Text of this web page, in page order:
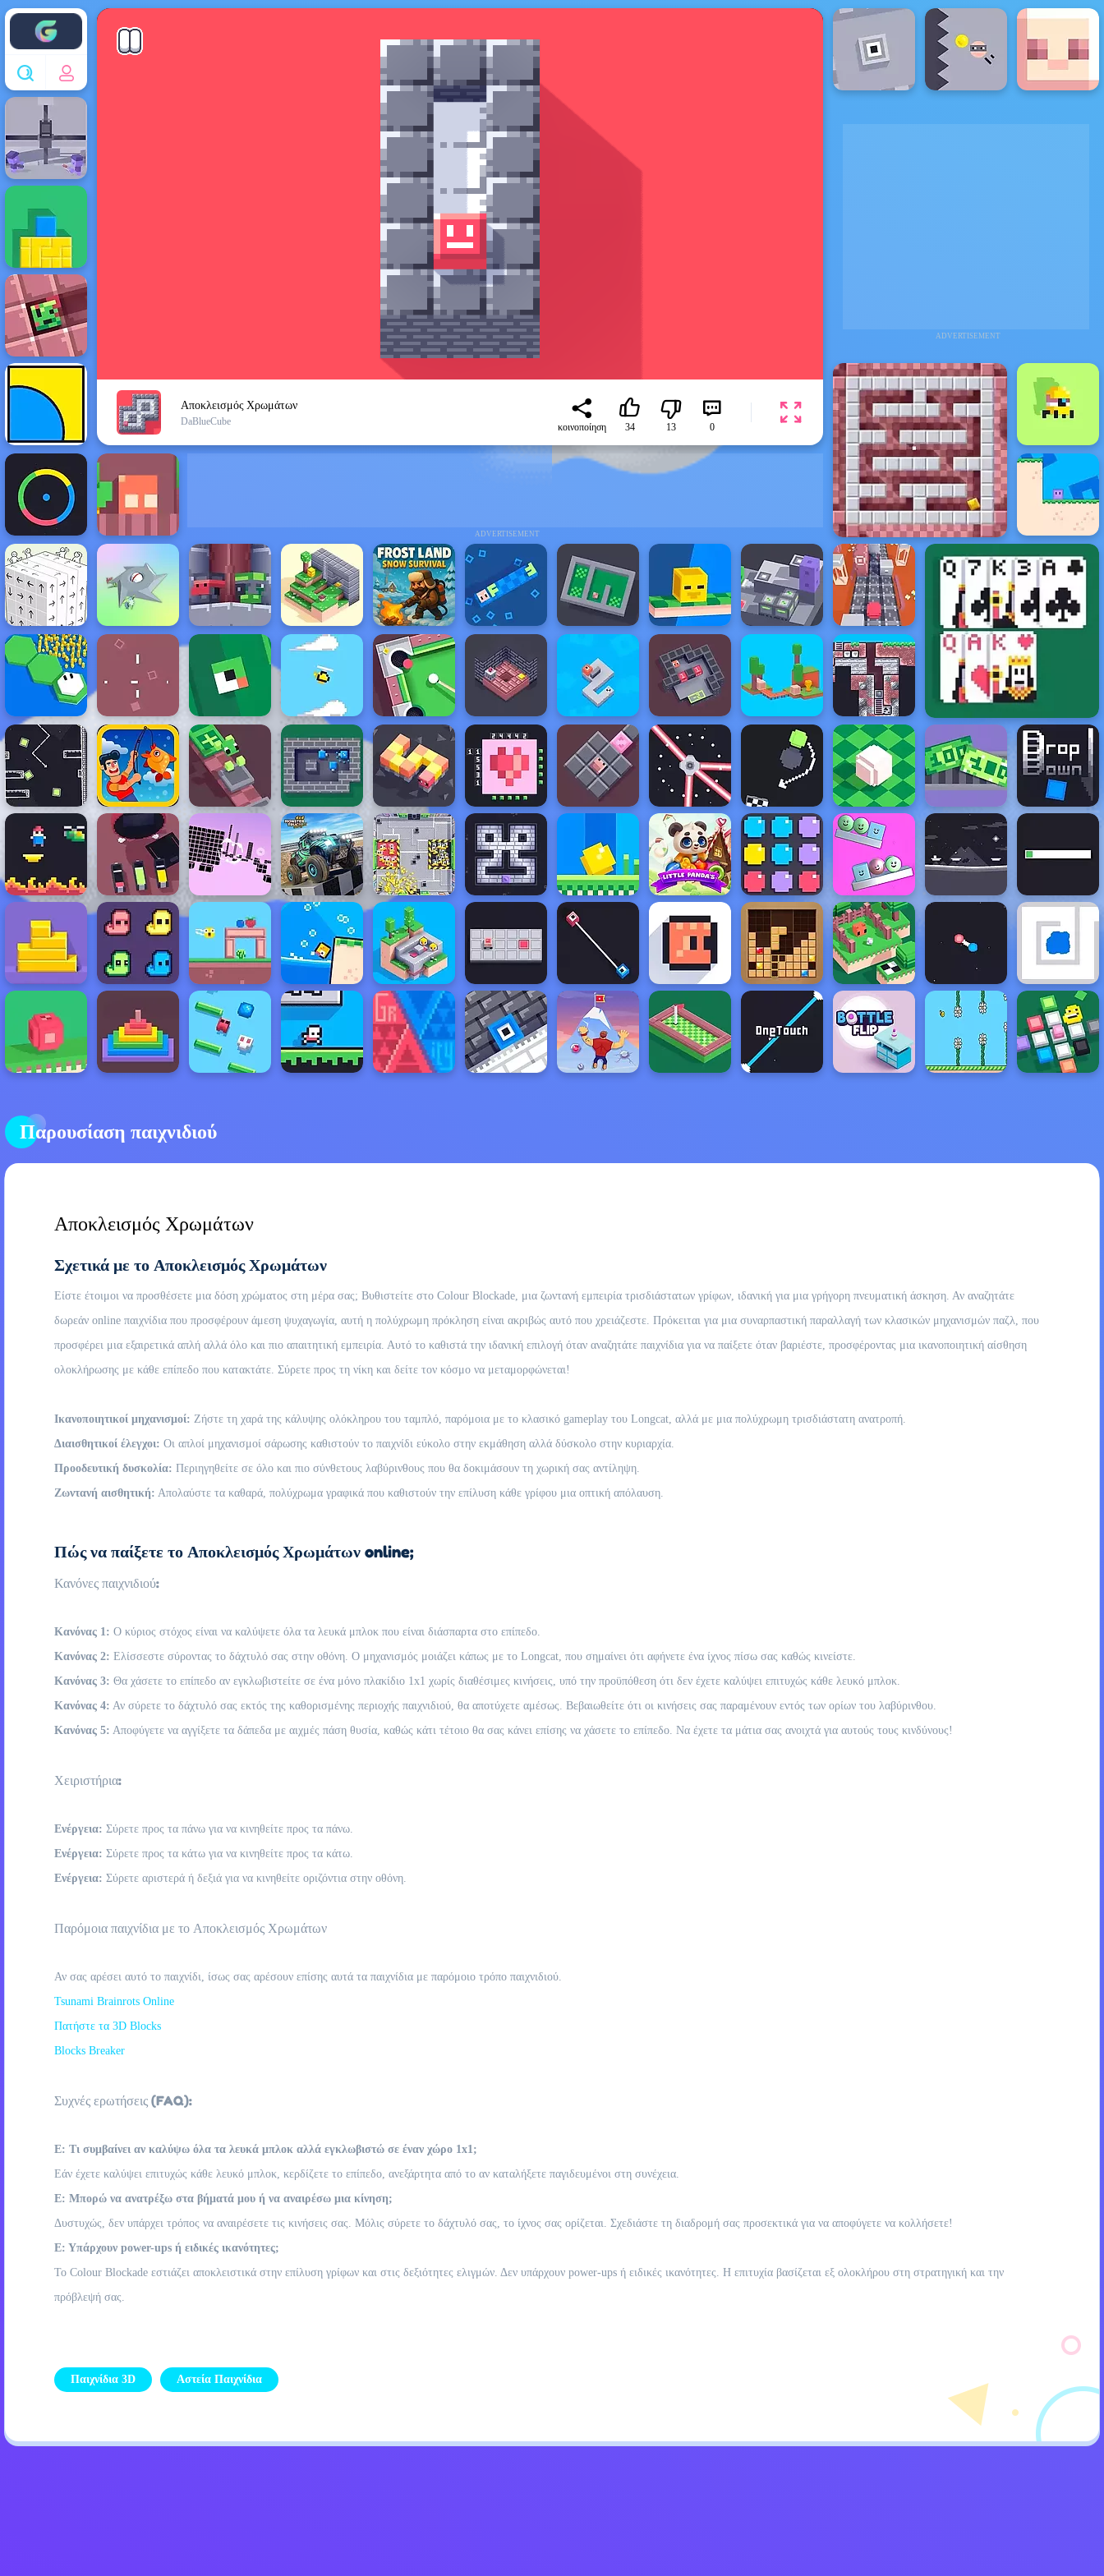
Enjoy4fun
ADVERTISEMENT
ADVERTISEMENT
Αποκλεισμός Χρωμάτων
DaBlueCube
κοινοποίηση 34 13 0
Παρουσίαση παιχνιδιού
Αποκλεισμός Χρωμάτων
Σχετικά με το Αποκλεισμός Χρωμάτων
Είστε έτοιμοι να προσθέσετε μια δόση χρώματος στη μέρα σας; Βυθιστείτε στο Colour Blockade, μια ζωντανή εμπειρία τρισδιάστατων γρίφων, ιδανική για μια γρήγορη πνευματική άσκηση. Αν αναζητάτε
δωρεάν online παιχνίδια που προσφέρουν άμεση ψυχαγωγία, αυτή η πολύχρωμη πρόκληση είναι ακριβώς αυτό που χρειάζεστε. Πρόκειται για μια συναρπαστική παραλλαγή των κλασικών μηχανισμών παζλ, που
προσφέρει μια εξαιρετικά απλή αλλά όλο και πιο απαιτητική εμπειρία. Αυτό το καθιστά την ιδανική επιλογή όταν αναζητάτε παιχνίδια για να παίξετε όταν βαριέστε, προσφέροντας μια ικανοποιητική αίσθηση
ολοκλήρωσης με κάθε επίπεδο που κατακτάτε. Σύρετε προς τη νίκη και δείτε τον κόσμο να μεταμορφώνεται!
Ικανοποιητικοί μηχανισμοί: Ζήστε τη χαρά της κάλυψης ολόκληρου του ταμπλό, παρόμοια με το κλασικό gameplay του Longcat, αλλά με μια πολύχρωμη τρισδιάστατη ανατροπή.
Διαισθητικοί έλεγχοι: Οι απλοί μηχανισμοί σάρωσης καθιστούν το παιχνίδι εύκολο στην εκμάθηση αλλά δύσκολο στην κυριαρχία.
Προοδευτική δυσκολία: Περιηγηθείτε σε όλο και πιο σύνθετους λαβύρινθους που θα δοκιμάσουν τη χωρική σας αντίληψη.
Ζωντανή αισθητική: Απολαύστε τα καθαρά, πολύχρωμα γραφικά που καθιστούν την επίλυση κάθε γρίφου μια οπτική απόλαυση.
Πώς να παίξετε το Αποκλεισμός Χρωμάτων online;
Κανόνες παιχνιδιού:
Κανόνας 1: Ο κύριος στόχος είναι να καλύψετε όλα τα λευκά μπλοκ που είναι διάσπαρτα στο επίπεδο.
Κανόνας 2: Ελίσσεστε σύροντας το δάχτυλό σας στην οθόνη. Ο μηχανισμός μοιάζει κάπως με το Longcat, που σημαίνει ότι αφήνετε ένα ίχνος πίσω σας καθώς κινείστε.
Κανόνας 3: Θα χάσετε το επίπεδο αν εγκλωβιστείτε σε ένα μόνο πλακίδιο 1x1 χωρίς διαθέσιμες κινήσεις, υπό την προϋπόθεση ότι δεν έχετε καλύψει επιτυχώς κάθε λευκό μπλοκ.
Κανόνας 4: Αν σύρετε το δάχτυλό σας εκτός της καθορισμένης περιοχής παιχνιδιού, θα αποτύχετε αμέσως. Βεβαιωθείτε ότι οι κινήσεις σας παραμένουν εντός των ορίων του λαβύρινθου.
Κανόνας 5: Αποφύγετε να αγγίξετε τα δάπεδα με αιχμές πάση θυσία, καθώς κάτι τέτοιο θα σας κάνει επίσης να χάσετε το επίπεδο. Να έχετε τα μάτια σας ανοιχτά για αυτούς τους κινδύνους!
Χειριστήρια:
Ενέργεια: Σύρετε προς τα πάνω για να κινηθείτε προς τα πάνω.
Ενέργεια: Σύρετε προς τα κάτω για να κινηθείτε προς τα κάτω.
Ενέργεια: Σύρετε αριστερά ή δεξιά για να κινηθείτε οριζόντια στην οθόνη.
Παρόμοια παιχνίδια με το Αποκλεισμός Χρωμάτων
Αν σας αρέσει αυτό το παιχνίδι, ίσως σας αρέσουν επίσης αυτά τα παιχνίδια με παρόμοιο τρόπο παιχνιδιού.
Tsunami Brainrots Online
Πατήστε τα 3D Blocks
Blocks Breaker
Συχνές ερωτήσεις (FAQ):
Ε: Τι συμβαίνει αν καλύψω όλα τα λευκά μπλοκ αλλά εγκλωβιστώ σε έναν χώρο 1x1;
Εάν έχετε καλύψει επιτυχώς κάθε λευκό μπλοκ, κερδίζετε το επίπεδο, ανεξάρτητα από το αν καταλήξετε παγιδευμένοι στη συνέχεια.
Ε: Μπορώ να ανατρέξω στα βήματά μου ή να αναιρέσω μια κίνηση;
Δυστυχώς, δεν υπάρχει τρόπος να αναιρέσετε τις κινήσεις σας. Μόλις σύρετε το δάχτυλό σας, το ίχνος σας ορίζεται. Σχεδιάστε τη διαδρομή σας προσεκτικά για να αποφύγετε να κολλήσετε!
Ε: Υπάρχουν power-ups ή ειδικές ικανότητες;
Το Colour Blockade εστιάζει αποκλειστικά στην επίλυση γρίφων και στις δεξιότητες ελιγμών. Δεν υπάρχουν power-ups ή ειδικές ικανότητες. Η επιτυχία βασίζεται εξ ολοκλήρου στη στρατηγική και την
πρόβλεψή σας.
Παιχνίδια 3D Αστεία Παιχνίδια